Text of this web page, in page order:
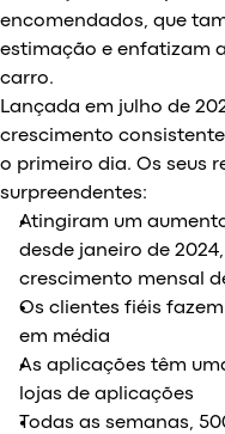
encomendados, que
estimação e enfatizam
carro.
Lançada em julho de
crescimento
o primeiro dia. Os seus
surpreendentes:
Atingiram um
desde janeiro de
crescimento mensal
Os clientes fiéis
em média
As aplicações têm
lojas de aplicações
Todas as semanas,